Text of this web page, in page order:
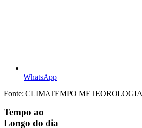
WhatsApp
Fonte: CLIMATEMPO METEOROLOGIA
Tempo ao
Longo do dia